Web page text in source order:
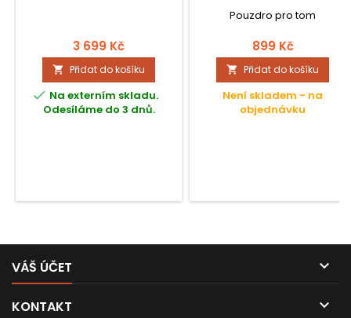
3 699 Kč
 Přidat do košíku
 Na externím skladu.
Odesíláme do 3 dnů.
Pouzdro pro tom
899 Kč
 Přidat do košíku
Není skladem - na
objednávku
VÁŠ ÚČET 
KONTAKT 